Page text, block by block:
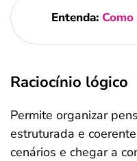
Entenda:
Raciocínio lógico
Permite organizar
estruturada e
cenários e chegar a